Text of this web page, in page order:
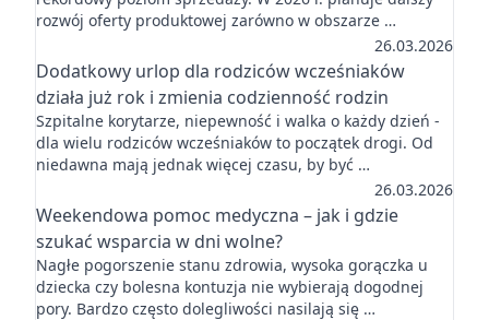
rozwój oferty produktowej zarówno w obszarze …
26.03.2026
Dodatkowy urlop dla rodziców wcześniaków
działa już rok i zmienia codzienność rodzin
Szpitalne korytarze, niepewność i walka o każdy dzień -
dla wielu rodziców wcześniaków to początek drogi. Od
niedawna mają jednak więcej czasu, by być …
26.03.2026
Weekendowa pomoc medyczna – jak i gdzie
szukać wsparcia w dni wolne?
Nagłe pogorszenie stanu zdrowia, wysoka gorączka u
dziecka czy bolesna kontuzja nie wybierają dogodnej
pory. Bardzo często dolegliwości nasilają się …